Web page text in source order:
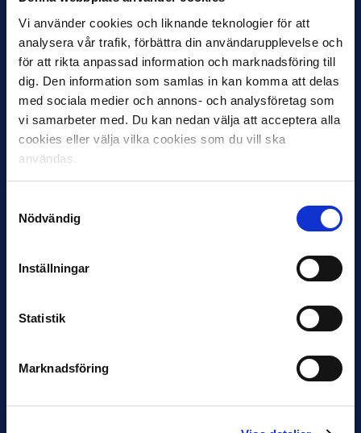
Vi använder cookies och liknande teknologier för att
analysera vår trafik, förbättra din användarupplevelse och
för att rikta anpassad information och marknadsföring till
dig. Den information som samlas in kan komma att delas
med sociala medier och annons- och analysföretag som
vi samarbeter med. Du kan nedan välja att acceptera alla
cookies eller välja vilka cookies som du vill ska
användas.
Nödvändig
Inställningar
Statistik
Marknadsföring
Favorit i repris för Sirius i maj
Samma vinnare som i…
och Superettan
Elfenbenskusten…